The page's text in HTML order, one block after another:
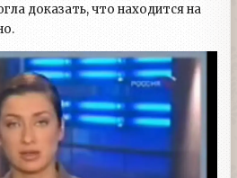
доказать, что находится на